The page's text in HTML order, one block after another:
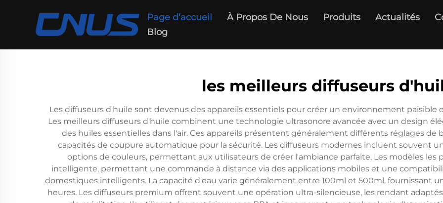
Page d’accueil À Propos De Nous Produits Actualités
Blog
les meilleurs diffuseurs
Les diffuseurs d'huile sont devenus des appareils essentiels pour créer un environnement paisible
Les meilleurs diffuseurs d'huile combinent une technologie ultrasonore avancée avec un design
des huiles essentielles dans l'air. Ces appareils présentent généralement différents réglages
capacités de coupure automatique pour la sécurité. Les diffuseurs modernes incluent souvent
options de couleurs, permettant aux utilisateurs de créer l'ambiance parfaite. Les modèles
intelligente, permettant une commande à distance via des applications mobiles et une
domestiques intelligents. La capacité d'eau varie généralement entre 100ml et 500ml, fournissant
heures. Les diffuseurs premium offrent souvent une opération ultra-silencieuse, les rendant